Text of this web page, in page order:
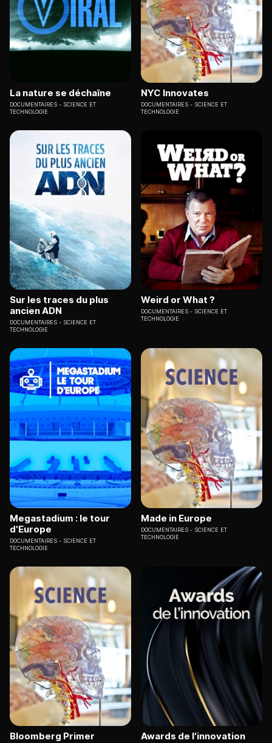
La nature se déchaîne
DOCUMENTAIRES
SCIENCE ET
TECHNOLOGIE
NYC Innovates
DOCUMENTAIRES
SCIENCE ET
TECHNOLOGIE
Sur les traces du plus
ancien ADN
DOCUMENTAIRES
SCIENCE ET
TECHNOLOGIE
Weird or What ?
DOCUMENTAIRES
SCIENCE ET
TECHNOLOGIE
Megastadium : le tour
d'Europe
DOCUMENTAIRES
SCIENCE ET
TECHNOLOGIE
Made in Europe
DOCUMENTAIRES
SCIENCE ET
TECHNOLOGIE
Bloomberg Primer Awards de l'innovation